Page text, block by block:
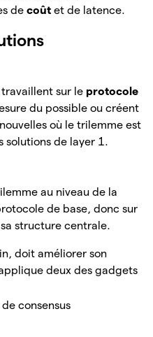
de coût et de latence.
sur le protocole
du possible ou créent
où le trilemme est
solutions de layer 1.
au niveau de la
de base, donc sur
structure centrale.
doit améliorer son
deux des gadgets
consensus